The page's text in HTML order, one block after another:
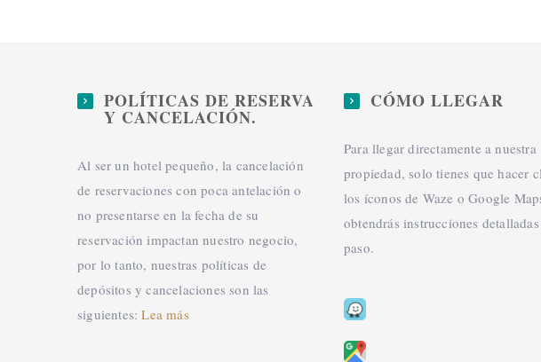
POLÍTICAS DE RESERVA
Y CANCELACIÓN.
Al ser un hotel pequeño, la cancelación
de reservaciones con poca antelación o
no presentarse en la fecha de su
reservación impactan nuestro negocio,
por lo tanto, nuestras políticas de
depósitos y cancelaciones son las
siguientes:Lea más
CÓMO LLEGAR
Para llegar directamente a nuestra
propiedad, solo tienes que hacer
los íconos de Waze o Google
obtendrás instrucciones
paso.